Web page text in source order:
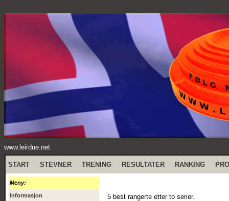
www.leirdue.net
START STEVNER TRENING RESULTATER RANKING
Meny:
Informasjon 5 best rangerte etter to serier.